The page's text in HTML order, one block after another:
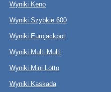
Wyniki Keno
Wyniki Szybkie 600
Wyniki Eurojackpot
Wyniki Multi Multi
Wyniki Mini Lotto
Wyniki Kaskada